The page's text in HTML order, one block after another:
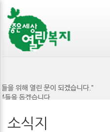
본문 바로가기
소식지